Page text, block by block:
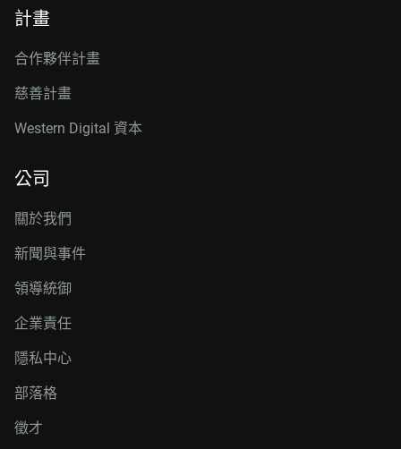
計畫
合作夥伴計畫
慈善計畫
Western Digital 資本
公司
關於我們
新聞與事件
領導統御
企業責任
隱私中心
部落格
徵才